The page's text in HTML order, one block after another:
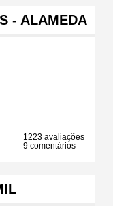
- ALAMEDA
1223 avaliações
9 comentários